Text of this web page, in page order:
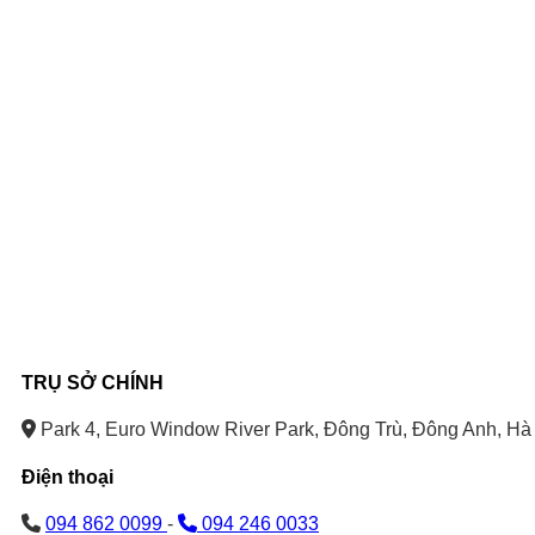
TRỤ SỞ CHÍNH
Park 4, Euro Window River Park, Đông Trù, Đông Anh,
Điện thoại
094 862 0099 - 094 246 0033